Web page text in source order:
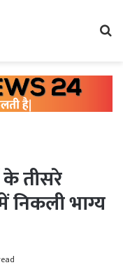
के तीसरे
निकली भाग्य